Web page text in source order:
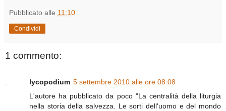
Pubblicato alle 11:10
Condividi
1 commento:
lycopodium 5 settembre 2010 alle ore 08:08
L'autore ha pubblicato da poco "La centralità della liturgia
nella storia della salvezza. Le sorti dell'uomo e del mondo